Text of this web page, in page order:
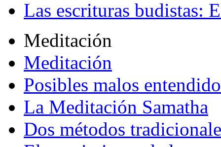
Las escrituras budistas:
Meditación
Meditación
Posibles malos
La Meditación Samatha
Dos métodos